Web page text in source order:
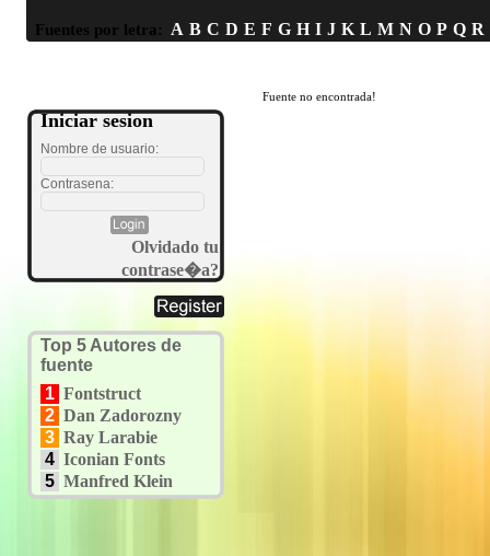
Fuentes por letra: A B C D E F G H I J K L M N O P Q R
Iniciar sesion
Nombre de usuario:
Contrasena:
Olvidado tu
contrase�a?
Top 5 Autores de
fuente
1 Fontstruct
2 Dan Zadorozny
3 Ray Larabie
4 Iconian Fonts
5 Manfred Klein
Fuente no encontrada!